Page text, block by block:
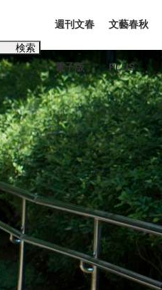
かす...
検索
週刊文春
電子版
文藝春秋
PLUS